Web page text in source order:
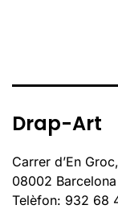
Drap-Art
Carrer d’En
08002 Barcelona
Telèfon: 932 68